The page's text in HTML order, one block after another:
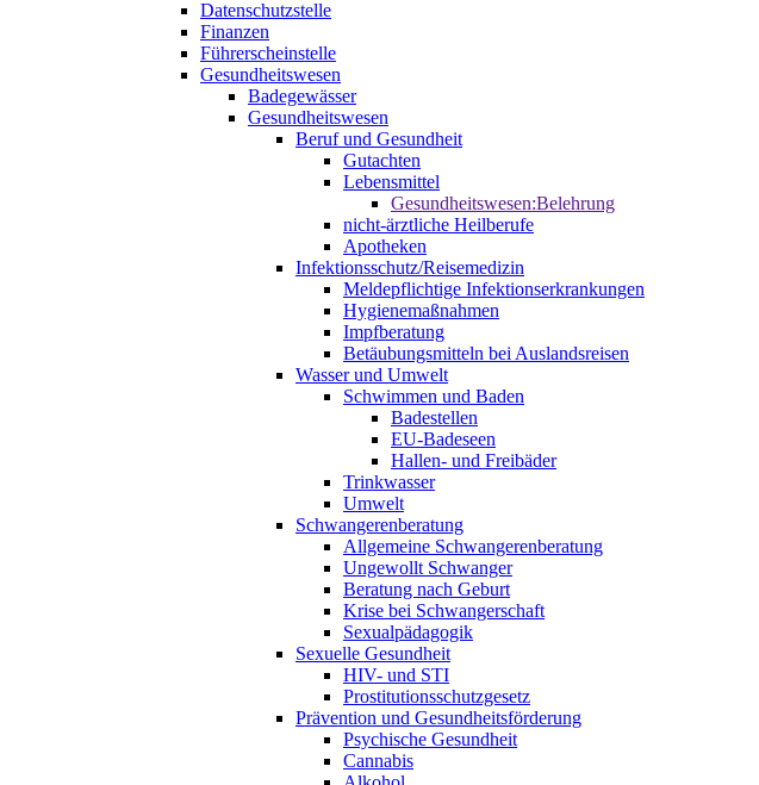
Datenschutzstelle
Finanzen
Führerscheinstelle
Gesundheitswesen
Badegewässer
Gesundheitswesen
Beruf und Gesundheit
Gutachten
Lebensmittel
Gesundheitswesen:Belehrung
nicht-ärztliche Heilberufe
Apotheken
Infektionsschutz/Reisemedizin
Meldepflichtige Infektionserkrankungen
Hygienemaßnahmen
Impfberatung
Betäubungsmitteln bei Auslandsreisen
Wasser und Umwelt
Schwimmen und Baden
Badestellen
EU-Badeseen
Hallen- und Freibäder
Trinkwasser
Umwelt
Schwangerenberatung
Allgemeine Schwangerenberatung
Ungewollt Schwanger
Beratung nach Geburt
Krise bei Schwangerschaft
Sexualpädagogik
Sexuelle Gesundheit
HIV- und STI
Prostitutionsschutzgesetz
Prävention und Gesundheitsförderung
Psychische Gesundheit
Cannabis